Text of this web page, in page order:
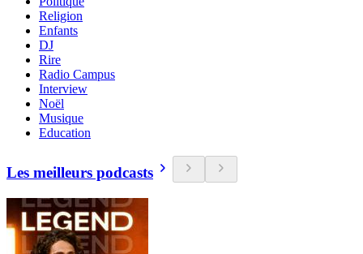
Religion
Enfants
DJ
Rire
Radio Campus
Interview
Noël
Musique
Education
Les meilleurs podcasts